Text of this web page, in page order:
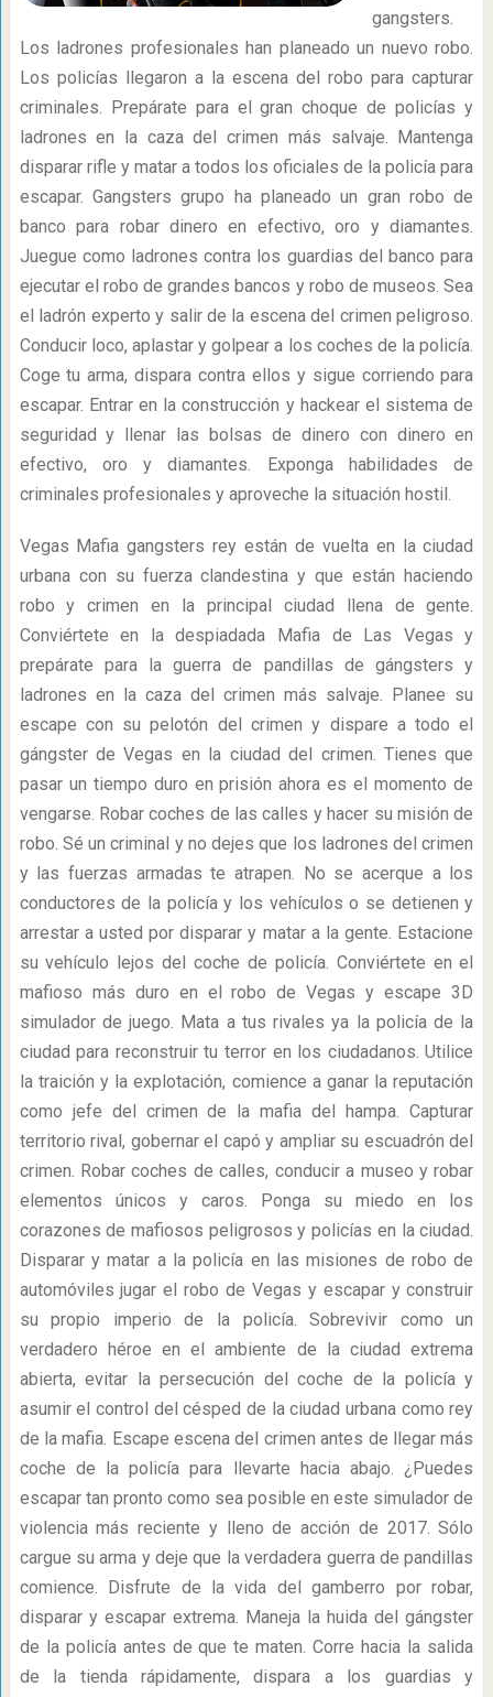
gangsters.
Los ladrones profesionales han planeado un nuevo robo.
Los policías llegaron a la escena del robo para capturar
criminales. Prepárate para el gran choque de policías y
ladrones en la caza del crimen más salvaje. Mantenga
disparar rifle y matar a todos los oficiales de la policía para
escapar. Gangsters grupo ha planeado un gran robo de
banco para robar dinero en efectivo, oro y diamantes.
Juegue como ladrones contra los guardias del banco para
ejecutar el robo de grandes bancos y robo de museos. Sea
el ladrón experto y salir de la escena del crimen peligroso.
Conducir loco, aplastar y golpear a los coches de la policía.
Coge tu arma, dispara contra ellos y sigue corriendo para
escapar. Entrar en la construcción y hackear el sistema de
seguridad y llenar las bolsas de dinero con dinero en
efectivo, oro y diamantes. Exponga habilidades de
criminales profesionales y aproveche la situación hostil.
Vegas Mafia gangsters rey están de vuelta en la ciudad
urbana con su fuerza clandestina y que están haciendo
robo y crimen en la principal ciudad llena de gente.
Conviértete en la despiadada Mafia de Las Vegas y
prepárate para la guerra de pandillas de gángsters y
ladrones en la caza del crimen más salvaje. Planee su
escape con su pelotón del crimen y dispare a todo el
gángster de Vegas en la ciudad del crimen. Tienes que
pasar un tiempo duro en prisión ahora es el momento de
vengarse. Robar coches de las calles y hacer su misión de
robo. Sé un criminal y no dejes que los ladrones del crimen
y las fuerzas armadas te atrapen. No se acerque a los
conductores de la policía y los vehículos o se detienen y
arrestar a usted por disparar y matar a la gente. Estacione
su vehículo lejos del coche de policía. Conviértete en el
mafioso más duro en el robo de Vegas y escape 3D
simulador de juego. Mata a tus rivales ya la policía de la
ciudad para reconstruir tu terror en los ciudadanos. Utilice
la traición y la explotación, comience a ganar la reputación
como jefe del crimen de la mafia del hampa. Capturar
territorio rival, gobernar el capó y ampliar su escuadrón del
crimen. Robar coches de calles, conducir a museo y robar
elementos únicos y caros. Ponga su miedo en los
corazones de mafiosos peligrosos y policías en la ciudad.
Disparar y matar a la policía en las misiones de robo de
automóviles jugar el robo de Vegas y escapar y construir
su propio imperio de la policía. Sobrevivir como un
verdadero héroe en el ambiente de la ciudad extrema
abierta, evitar la persecución del coche de la policía y
asumir el control del césped de la ciudad urbana como rey
de la mafia. Escape escena del crimen antes de llegar más
coche de la policía para llevarte hacia abajo. ¿Puedes
escapar tan pronto como sea posible en este simulador de
violencia más reciente y lleno de acción de 2017. Sólo
cargue su arma y deje que la verdadera guerra de pandillas
comience. Disfrute de la vida del gamberro por robar,
disparar y escapar extrema. Maneja la huida del gángster
de la policía antes de que te maten. Corre hacia la salida
de la tienda rápidamente, dispara a los guardias y